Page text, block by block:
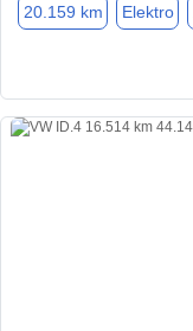
20.159 km Elektro